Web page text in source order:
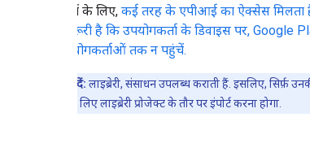
कई कामों के लिए, कई तरह के एपीआई का ऐक्सेस मिलता
करना ज़रूरी है कि उपयोगकर्ता के डिवाइस पर,
सभी उपयोगकर्ताओं तक न पहुंचें.
ध्यान दें: लाइब्रेरी, संसाधन उपलब्ध कराती हैं. इसलिए,
आईडीई के लिए लाइब्रेरी प्रोजेक्ट के तौर पर इंपोर्ट करना होगा.